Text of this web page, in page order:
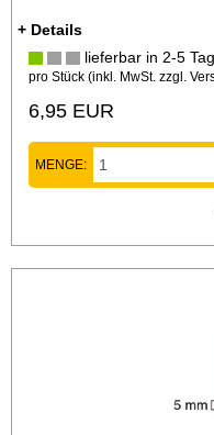
+ Details
lieferbar in 2-5
pro Stück (inkl. MwSt. zzgl.
6,95 EUR
MENGE: